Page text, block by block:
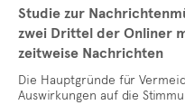
Studie zur
zwei Drittel der Onliner
zeitweise Nachrichten
Die Hauptgründe für
Auswirkungen auf die